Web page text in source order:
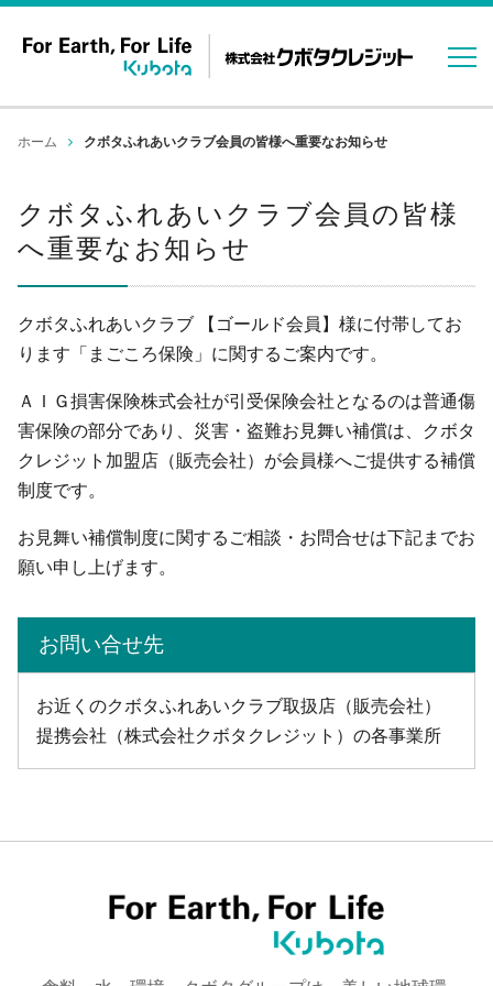
ホーム クボタふれあいクラブ会員の皆様へ重要なお知らせ
クボタふれあいクラブ会員の皆様
へ重要なお知らせ
クボタふれあいクラブ 【ゴールド会員】様に付帯してお
ります「まごころ保険」に関するご案内です。
ＡＩＧ損害保険株式会社が引受保険会社となるのは普通傷
害保険の部分であり、災害・盗難お見舞い補償は、クボタ
クレジット加盟店（販売会社）が会員様へご提供する補償
制度です。
お見舞い補償制度に関するご相談・お問合せは下記までお
願い申し上げます。
お問い合せ先
お近くのクボタふれあいクラブ取扱店（販売会社）
提携会社（株式会社クボタクレジット）の各事業所